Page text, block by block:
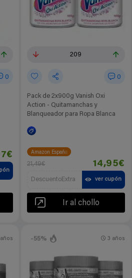
0
209
0
Pack de 2x900g Vanish Oxi
Action - Quitamanchas y
Blanqueador para Ropa Blanca
Amazon España
21,49€ 14,95€
DescuentoExtra ver cupón
Ir al chollo
-55% 3 años